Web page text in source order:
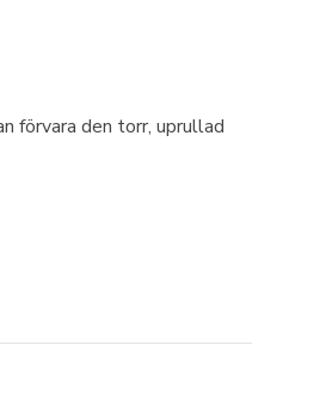
förvara den torr, uprullad